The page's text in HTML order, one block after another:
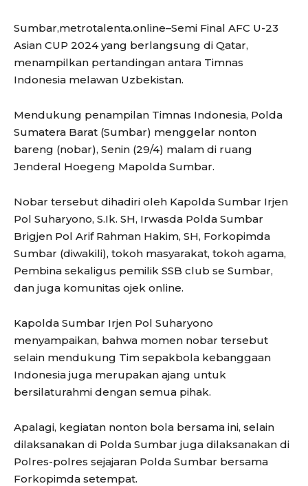
Sumbar,metrotalenta.online–Semi Final AFC U-23
Asian CUP 2024 yang berlangsung di Qatar,
menampilkan pertandingan antara Timnas
Indonesia melawan Uzbekistan.
Mendukung penampilan Timnas Indonesia, Polda
Sumatera Barat (Sumbar) menggelar nonton
bareng (nobar), Senin (29/4) malam di ruang
Jenderal Hoegeng Mapolda Sumbar.
Nobar tersebut dihadiri oleh Kapolda Sumbar Irjen
Pol Suharyono, S.Ik. SH, Irwasda Polda Sumbar
Brigjen Pol Arif Rahman Hakim, SH, Forkopimda
Sumbar (diwakili), tokoh masyarakat, tokoh agama,
Pembina sekaligus pemilik SSB club se Sumbar,
dan juga komunitas ojek online.
Kapolda Sumbar Irjen Pol Suharyono
menyampaikan, bahwa momen nobar tersebut
selain mendukung Tim sepakbola kebanggaan
Indonesia juga merupakan ajang untuk
bersilaturahmi dengan semua pihak.
Apalagi, kegiatan nonton bola bersama ini, selain
dilaksanakan di Polda Sumbar juga dilaksanakan di
Polres-polres sejajaran Polda Sumbar bersama
Forkopimda setempat.